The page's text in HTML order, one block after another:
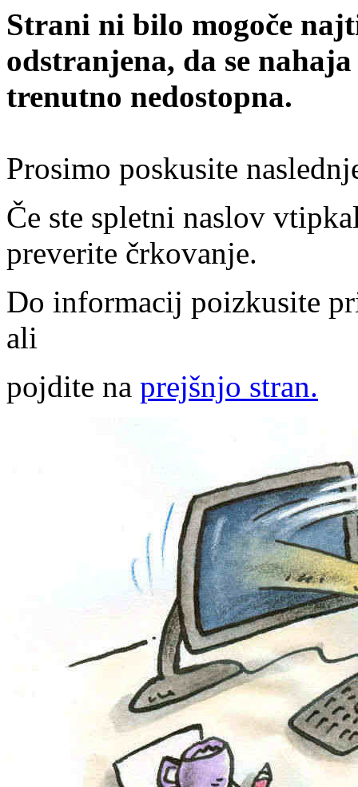
Strani ni bilo mogoče
odstranjena, da se
trenutno nedostopna.
Prosimo poskusite
Če ste spletni naslov
preverite črkovanje.
Do informacij poizkusite
ali
pojdite na prejšnjo stran.